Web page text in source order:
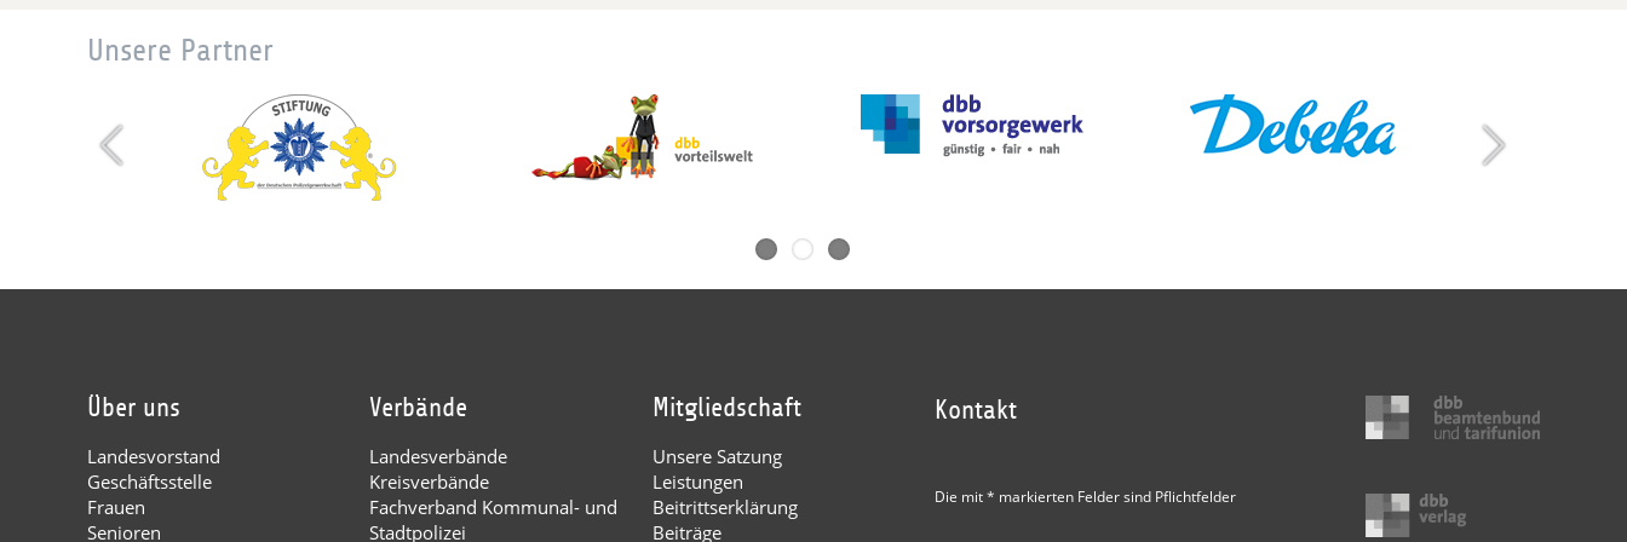
Unsere Partner
Über uns
Landesvorstand
Geschäftsstelle
Frauen
Senioren
Verbände
Landesverbände
Kreisverbände
Fachverband Kommunal- und
Stadtpolizei
Mitgliedschaft
Unsere Satzung
Leistungen
Beitrittserklärung
Beiträge
Kontakt
Die mit * markierten Felder sind Pflichtfelder